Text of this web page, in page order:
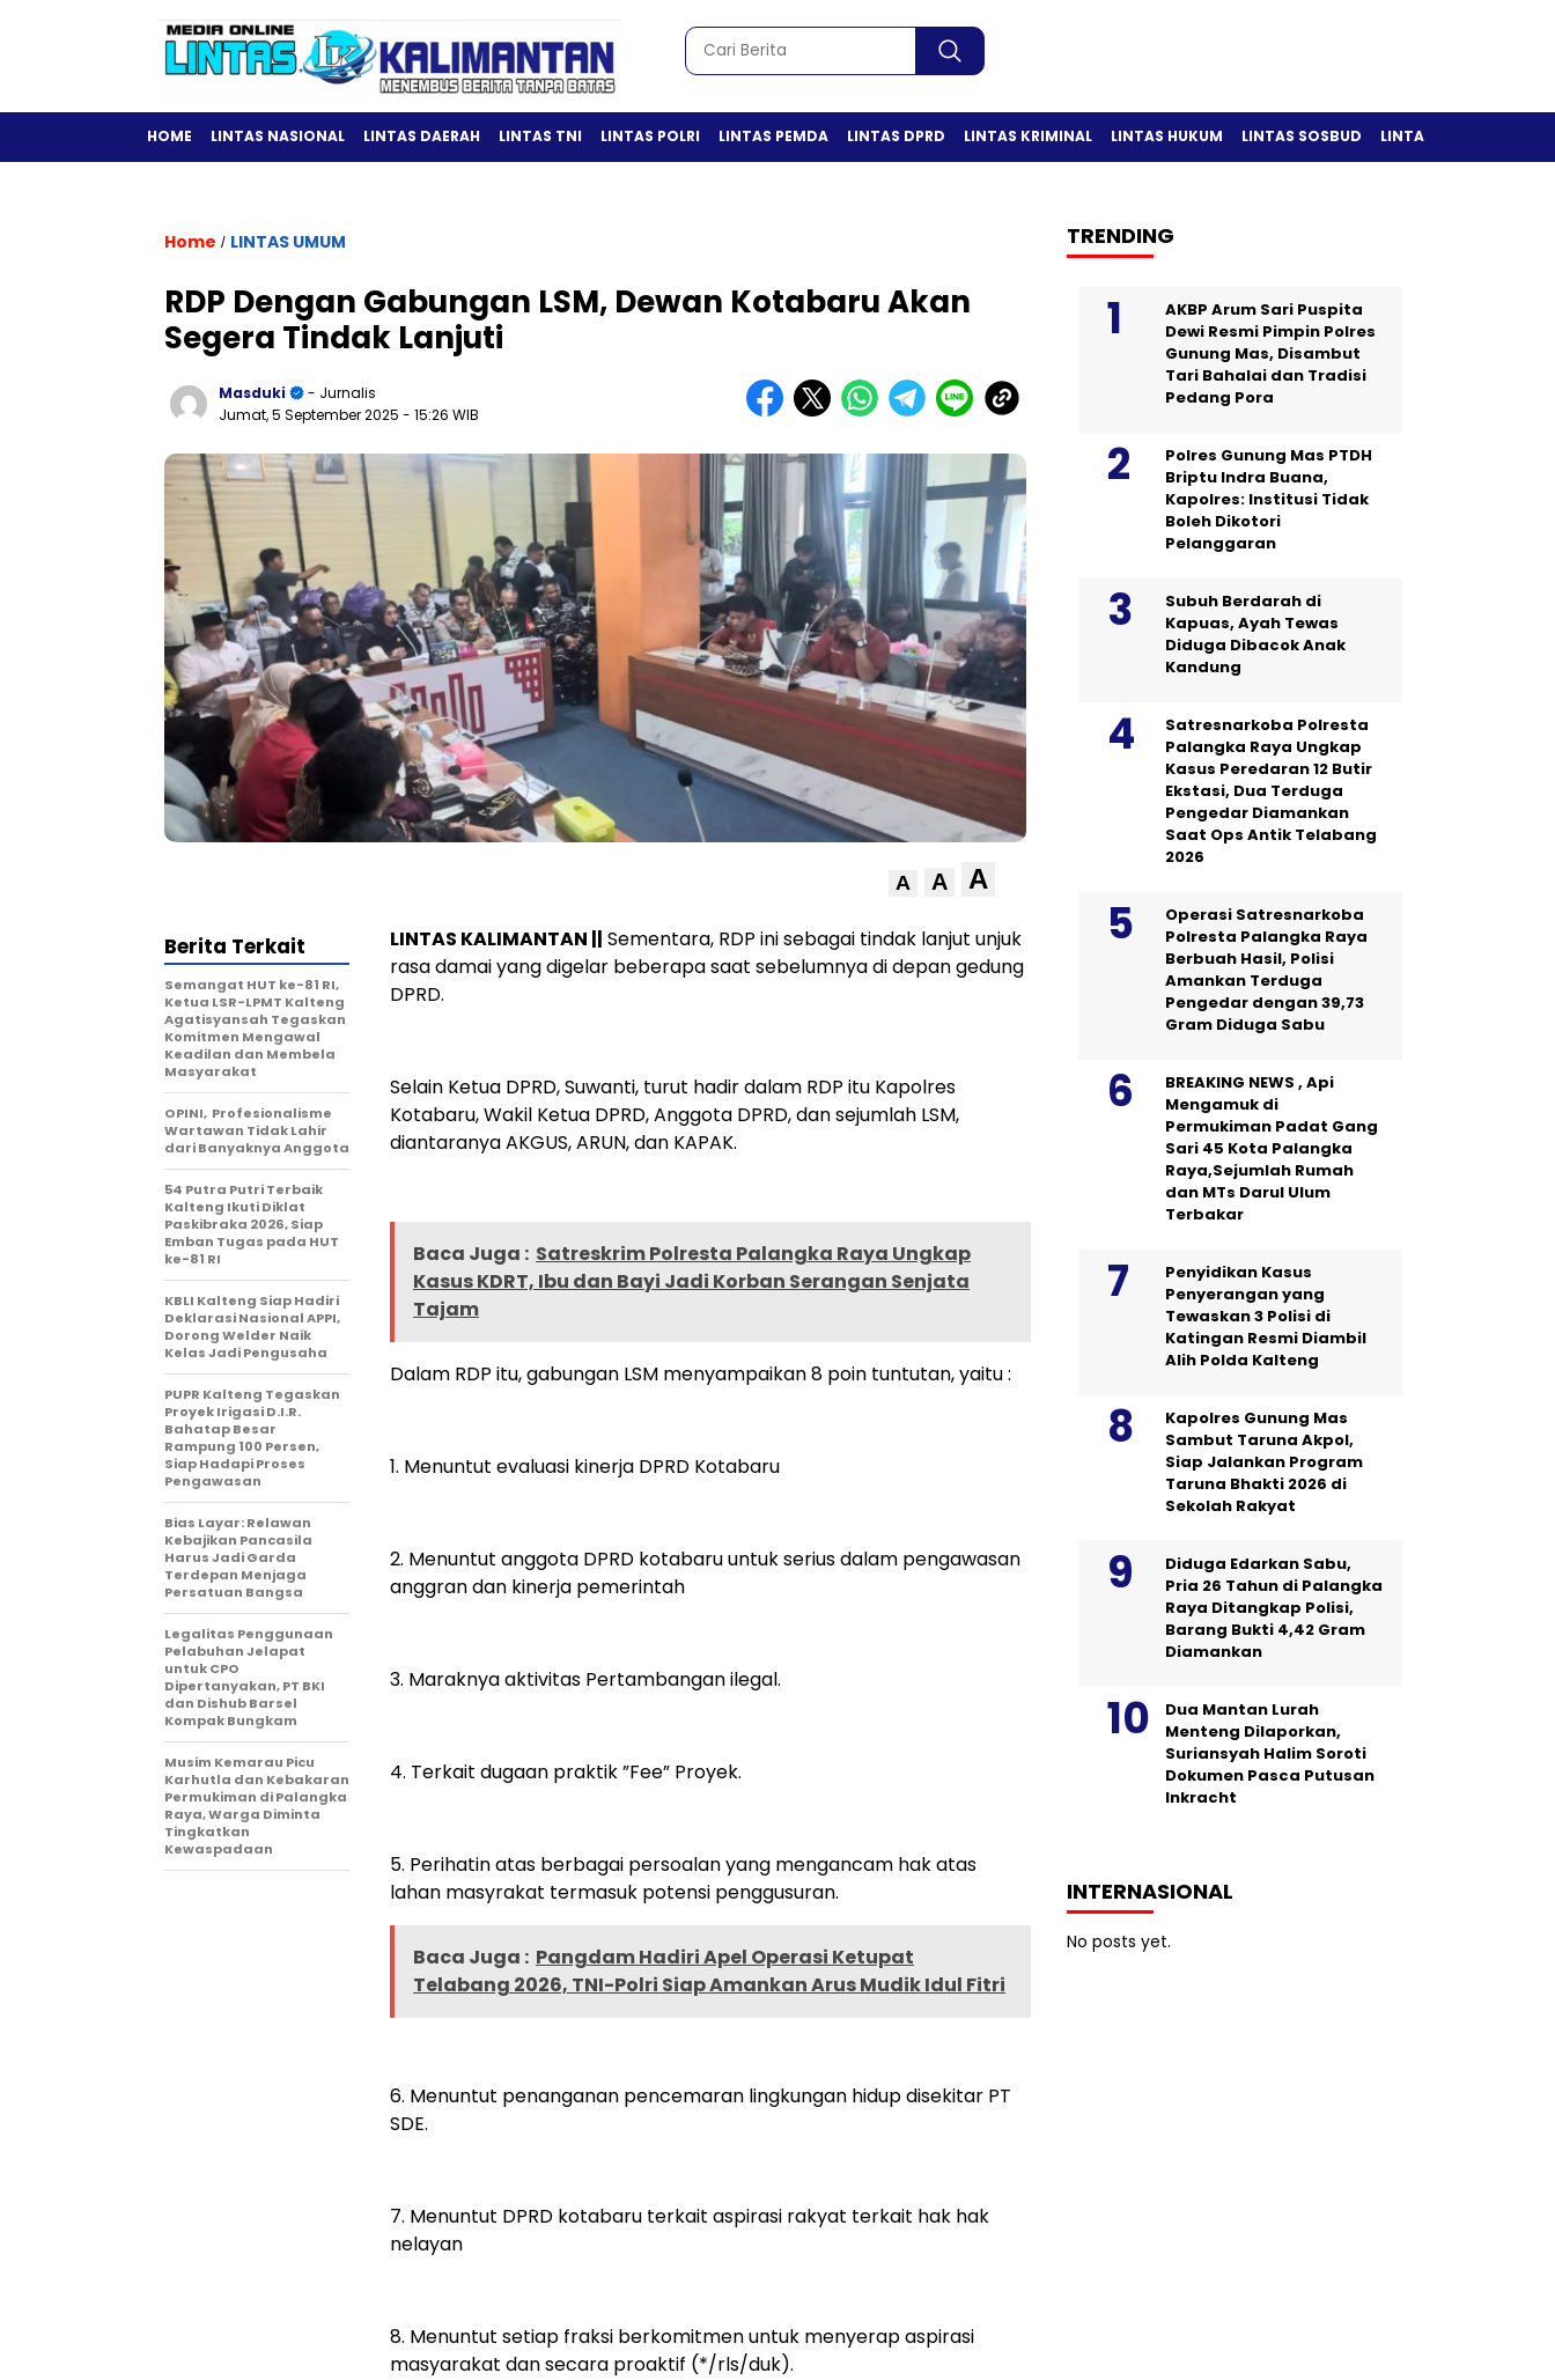
HOME LINTAS NASIONAL LINTAS DAERAH LINTAS TNI LINTAS POLRI LINTAS PEMDA LINTAS DPRD LINTAS KRIMINAL LINTAS HUKUM LINTAS SOSBUD LINTAS OLAH RAGA
Home / LINTAS UMUM
RDP Dengan Gabungan LSM, Dewan Kotabaru Akan
Segera Tindak Lanjuti
Masduki
- Jurnalis
Jumat, 5 September 2025 - 15:26 WIB
A A A
LINTAS KALIMANTAN || Sementara, RDP ini sebagai tindak lanjut unjuk
rasa damai yang digelar beberapa saat sebelumnya di depan gedung
DPRD.
Selain Ketua DPRD, Suwanti, turut hadir dalam RDP itu Kapolres
Kotabaru, Wakil Ketua DPRD, Anggota DPRD, dan sejumlah LSM,
diantaranya AKGUS, ARUN, dan KAPAK.
Baca Juga : Satreskrim Polresta Palangka Raya Ungkap
Kasus KDRT, Ibu dan Bayi Jadi Korban Serangan Senjata
Tajam
Dalam RDP itu, gabungan LSM menyampaikan 8 poin tuntutan, yaitu :
1. Menuntut evaluasi kinerja DPRD Kotabaru
2. Menuntut anggota DPRD kotabaru untuk serius dalam pengawasan
anggran dan kinerja pemerintah
3. Maraknya aktivitas Pertambangan ilegal.
4. Terkait dugaan praktik ”Fee” Proyek.
5. Perihatin atas berbagai persoalan yang mengancam hak atas
lahan masyrakat termasuk potensi penggusuran.
Baca Juga : Pangdam Hadiri Apel Operasi Ketupat
Telabang 2026, TNI-Polri Siap Amankan Arus Mudik Idul Fitri
6. Menuntut penanganan pencemaran lingkungan hidup disekitar PT
SDE.
7. Menuntut DPRD kotabaru terkait aspirasi rakyat terkait hak hak
nelayan
8. Menuntut setiap fraksi berkomitmen untuk menyerap aspirasi
masyarakat dan secara proaktif (*/rls/duk).
Berita Terkait
Semangat HUT ke-81 RI,
Ketua LSR-LPMT Kalteng
Agatisyansah Tegaskan
Komitmen Mengawal
Keadilan dan Membela
Masyarakat
OPINI, Profesionalisme
Wartawan Tidak Lahir
dari Banyaknya Anggota
54 Putra Putri Terbaik
Kalteng Ikuti Diklat
Paskibraka 2026, Siap
Emban Tugas pada HUT
ke-81 RI
KBLI Kalteng Siap Hadiri
Deklarasi Nasional APPI,
Dorong Welder Naik
Kelas Jadi Pengusaha
PUPR Kalteng Tegaskan
Proyek Irigasi D.I.R.
Bahatap Besar
Rampung 100 Persen,
Siap Hadapi Proses
Pengawasan
Bias Layar: Relawan
Kebajikan Pancasila
Harus Jadi Garda
Terdepan Menjaga
Persatuan Bangsa
Legalitas Penggunaan
Pelabuhan Jelapat
untuk CPO
Dipertanyakan, PT BKI
dan Dishub Barsel
Kompak Bungkam
Musim Kemarau Picu
Karhutla dan Kebakaran
Permukiman di Palangka
Raya, Warga Diminta
Tingkatkan
Kewaspadaan
TRENDING
AKBP Arum Sari Puspita
Dewi Resmi Pimpin Polres
Gunung Mas, Disambut
Tari Bahalai dan Tradisi
Pedang Pora
Polres Gunung Mas PTDH
Briptu Indra Buana,
Kapolres: Institusi Tidak
Boleh Dikotori
Pelanggaran
Subuh Berdarah di
Kapuas, Ayah Tewas
Diduga Dibacok Anak
Kandung
Satresnarkoba Polresta
Palangka Raya Ungkap
Kasus Peredaran 12 Butir
Ekstasi, Dua Terduga
Pengedar Diamankan
Saat Ops Antik Telabang
2026
Operasi Satresnarkoba
Polresta Palangka Raya
Berbuah Hasil, Polisi
Amankan Terduga
Pengedar dengan 39,73
Gram Diduga Sabu
BREAKING NEWS , Api
Mengamuk di
Permukiman Padat Gang
Sari 45 Kota Palangka
Raya,Sejumlah Rumah
dan MTs Darul Ulum
Terbakar
Penyidikan Kasus
Penyerangan yang
Tewaskan 3 Polisi di
Katingan Resmi Diambil
Alih Polda Kalteng
Kapolres Gunung Mas
Sambut Taruna Akpol,
Siap Jalankan Program
Taruna Bhakti 2026 di
Sekolah Rakyat
Diduga Edarkan Sabu,
Pria 26 Tahun di Palangka
Raya Ditangkap Polisi,
Barang Bukti 4,42 Gram
Diamankan
Dua Mantan Lurah
Menteng Dilaporkan,
Suriansyah Halim Soroti
Dokumen Pasca Putusan
Inkracht
INTERNASIONAL
No posts yet.